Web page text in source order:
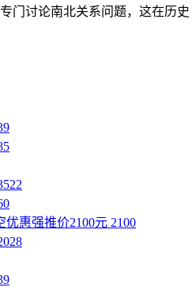
门讨论南北关系问题，这在历史
优惠强推价2100元 2100